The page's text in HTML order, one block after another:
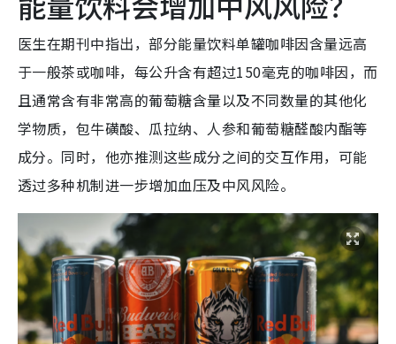
医生在期刊中指出，部分能量饮料单罐咖啡因含量远高
于一般茶或咖啡，每公升含有超过150毫克的咖啡因，而
且通常含有非常高的葡萄糖含量以及不同数量的其他化
学物质，包牛磺酸、瓜拉纳、人参和葡萄糖醛酸内酯等
成分。同时，他亦推测这些成分之间的交互作用，可能
透过多种机制进一步增加血压及中风风险。